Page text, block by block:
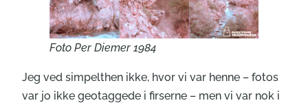
Foto Per Diemer 1984
Jeg ved simpelthen ikke, hvor vi var henne – fotos
var jo ikke geotaggede i firserne – men vi var nok i